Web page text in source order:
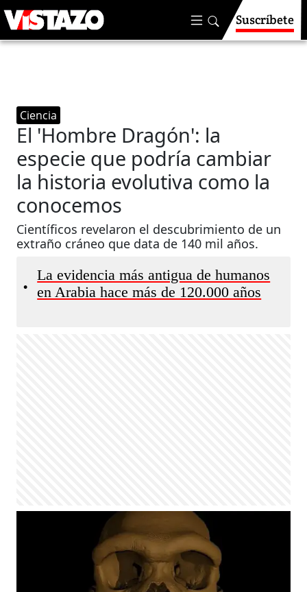
Suscríbete
Ciencia
El 'Hombre Dragón': la
especie que podría cambiar
la historia evolutiva como la
conocemos
Científicos revelaron el descubrimiento de un
extraño cráneo que data de 140 mil años.
•
La evidencia más antigua de humanos
en Arabia hace más de 120.000 años